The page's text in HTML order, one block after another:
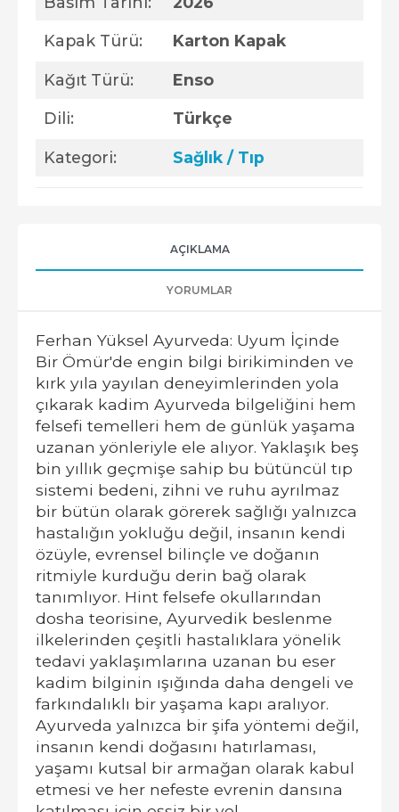
Kapak Türü: Karton Kapak
Kağıt Türü: Enso
Dili: Türkçe
Kategori: Sağlık / Tıp
AÇIKLAMA
YORUMLAR
Ferhan Yüksel Ayurveda: Uyum İçinde
Bir Ömür'de engin bilgi birikiminden ve
kırk yıla yayılan deneyimlerinden yola
çıkarak kadim Ayurveda bilgeliğini hem
felsefi temelleri hem de günlük yaşama
uzanan yönleriyle ele alıyor. Yaklaşık beş
bin yıllık geçmişe sahip bu bütüncül tıp
sistemi bedeni, zihni ve ruhu ayrılmaz
bir bütün olarak görerek sağlığı yalnızca
hastalığın yokluğu değil, insanın kendi
özüyle, evrensel bilinçle ve doğanın
ritmiyle kurduğu derin bağ olarak
tanımlıyor. Hint felsefe okullarından
dosha teorisine, Ayurvedik beslenme
ilkelerinden çeşitli hastalıklara yönelik
tedavi yaklaşımlarına uzanan bu eser
kadim bilginin ışığında daha dengeli ve
farkındalıklı bir yaşama kapı aralıyor.
Ayurveda yalnızca bir şifa yöntemi değil,
insanın kendi doğasını hatırlaması,
yaşamı kutsal bir armağan olarak kabul
etmesi ve her nefeste evrenin dansına